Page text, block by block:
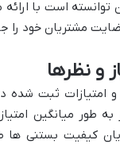
توانسته است با
مشتریان خود را
و نظرها
امتیازات ثبت شده
به طور میانگین
کیفیت بستنی